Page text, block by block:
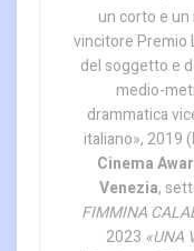
un corto e
vincitore Premio
del soggetto e
medio-
drammatica
italiano», 2019 (
Cinema
Venezia,
FIMMINA
2023 «UNA